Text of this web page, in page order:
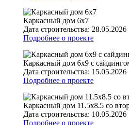
Каркасный дом 6х7
Дата строительства: 28.05.2026
Подробнее о проекте
Каркасный дом 6х9 с
Дата строительства: 15.05.2026
Подробнее о проекте
Каркасный дом 11.5х8.5 со
Дата строительства: 10.05.2026
Подробнее о проекте